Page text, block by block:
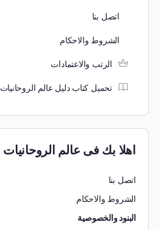
اتصل بنا
الشروط والاحكام
الرتب والاعتمادات
تحميل كتاب دليل عالم الروحانيات
اهلا بك فى عالم الروحانيات
اتصل بنا
الشروط والاحكام
البنود والخصوصية